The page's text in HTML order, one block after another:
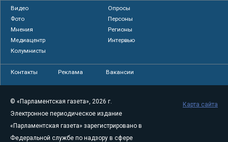
Видео
Опросы
Фото
Персоны
Мнения
Регионы
Медиацентр
Интервью
Колумнисты
Контакты Реклама Вакансии
© «Парламентская газета», 2026 г.
Электронное периодическое издание
«Парламентская газета» зарегистрировано в
Федеральной службе по надзору в сфере
Карта сайта